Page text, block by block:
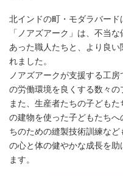
北インドの町・モダラバード
「ノアズアーク」は、不当
あった職人たちと、より良
れました。
ノアズアークが支援する工
の労働環境を良くする数々の
また、生産者たちの子ども
の建物を使った子どもたち
ちのための縫製技術訓練な
の心と体の健やかな成長を
ます。